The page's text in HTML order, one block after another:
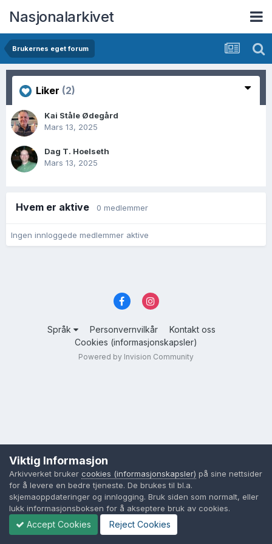
Nasjonalarkivet
Brukernes eget forum
Liker (2)
Kai Ståle Ødegård
Mars 13, 2025
Dag T. Hoelseth
Mars 13, 2025
Hvem er aktive 0 medlemmer
Ingen innloggede medlemmer aktive
Språk Personvernvilkår
Kontakt oss
Cookies (informasjonskapsler)
Powered by Invision Community
Viktig Informasjon
Arkivverket bruker cookies (informasjonskapsler) på sine nettsider
for å levere en bedre tjeneste. De brukes til bl.a.
skjemaoppdateringer og innlogging. Bruk siden som normalt, eller
lukk informasjonsboksen for å akseptere bruk av cookies.
Accept Cookies Reject Cookies